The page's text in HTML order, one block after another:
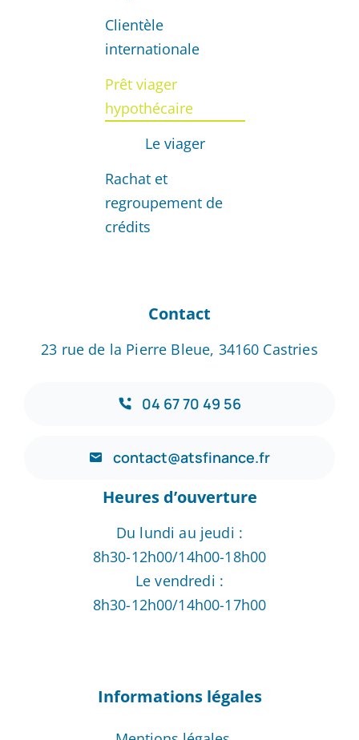
Clientèle
internationale
Prêt viager
hypothécaire
Le viager
Rachat et
regroupement de
crédits
Contact
23 rue de la Pierre Bleue, 34160 Castries
04 67 70 49 56
contact@atsfinance.fr
Heures d’ouverture
Du lundi au jeudi :
8h30-12h00/14h00-18h00
Le vendredi :
8h30-12h00/14h00-17h00
Informations légales